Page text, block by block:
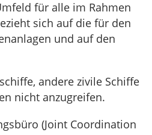
für alle im Rahmen
sich auf die für den
und auf den
andere zivile Schiffe
nicht anzugreifen.
(Joint Coordination